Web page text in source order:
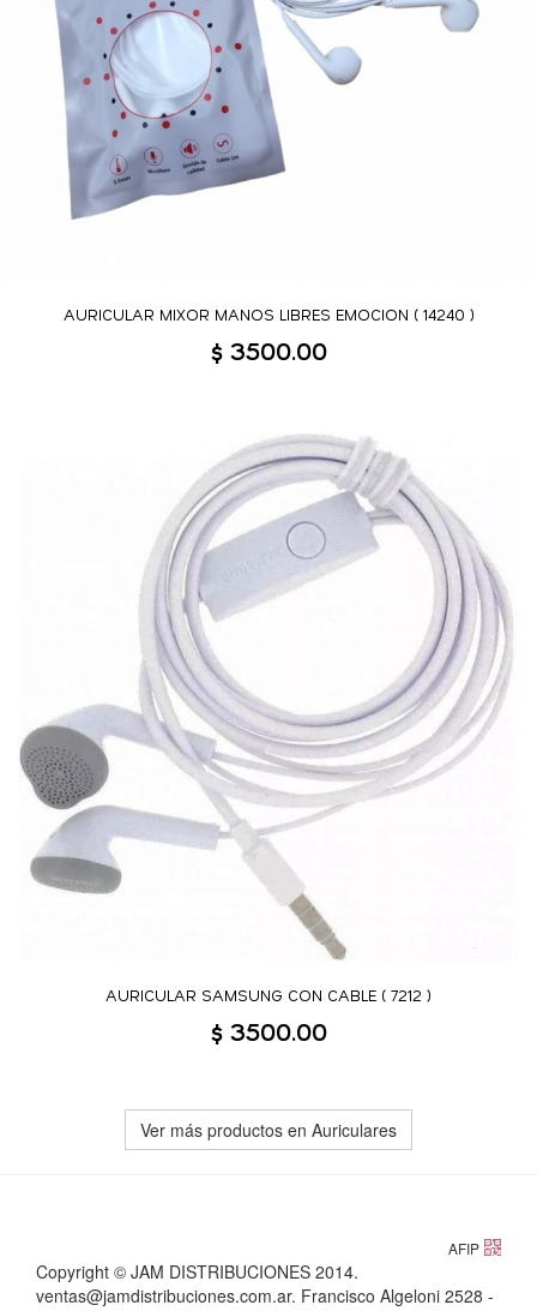
AURICULAR MIXOR MANOS LIBRES EMOCION ( 14240 )
$ 3500.00
AURICULAR SAMSUNG CON CABLE ( 7212 )
$ 3500.00
Ver más productos en Auriculares
AFIP
Copyright © JAM DISTRIBUCIONES 2014.
ventas@jamdistribuciones.com.ar. Francisco Algeloni 2528 -